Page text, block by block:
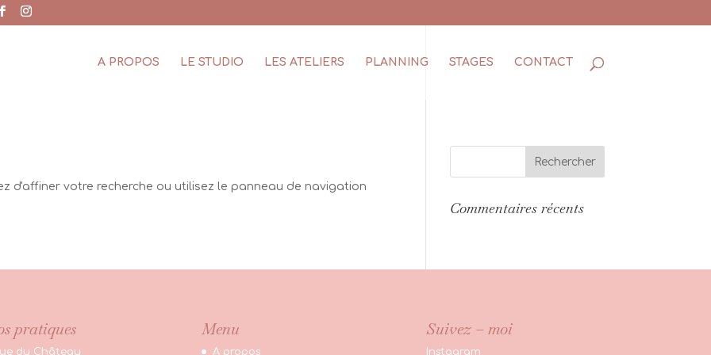
A PROPOS LE STUDIO LES ATELIERS PLANNING STAGES CONTACT
d'affiner votre recherche ou utilisez le panneau de navigation
Commentaires récents
pratiques
du Château
Menu
A propos
Suivez – moi
Instagram